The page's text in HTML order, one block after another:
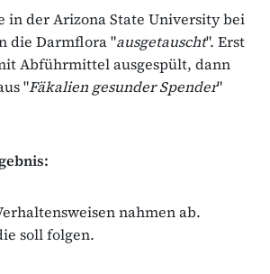
in der Arizona State University bei
die Darmflora "ausgetauscht". Erst
Abführmittel ausgespült, dann
"Fäkalien gesunder Spender"
nahmen ab.
soll folgen.